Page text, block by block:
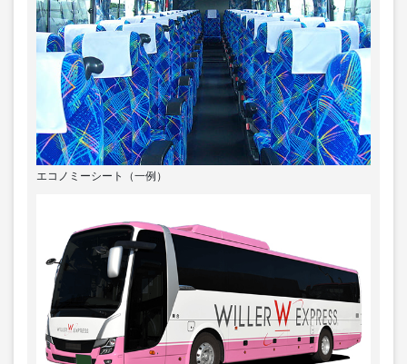
エコノミーシート（一例）